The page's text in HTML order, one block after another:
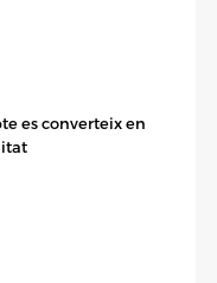
es converteix en